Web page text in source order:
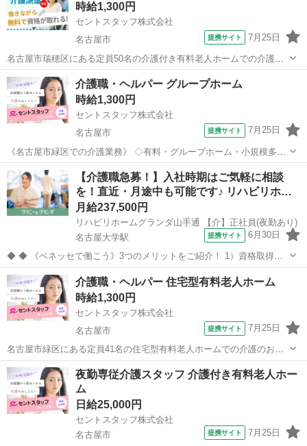
イルに合わせて、都合の良...
時給1,300円
セントスタッフ株式会社
名古屋市
提携サイト 7月25日
名古屋市瑞穂区にある定員50名の介護付き有料老人ホームでの介護の
お仕事！ 【主な業務内容】 ・食事介助／排泄介助／入浴介助 ・移乗
／誘導／コール対応 ・離床介助／臥床介助 ・更衣／口腔ケア／服薬介
助 ・申し送り／カンファレン...
愛知 名古屋市 介護
介護職・ヘルパー グループホーム
時給1,300円
セントスタッフ株式会社
名古屋市
提携サイト 7月25日
《名古屋市緑区での介護業務》 ◇有料・グループホーム・小規模多機
能の複合ホームでの介護業務☆ ◇日常生活のサポートをお願いしま
す！(更衣・食事・排泄・入浴・レク等) ◇有料：定員9名。グループホ
ーム：定員9名。小規模多機能...
愛知 名古屋市 介護
【介護職急募！】入社時期はご気軽に相談
を！直近・月途中も可能です♪ リハビリホ…
月給237,500円
リハビリホームグランダ山手通 【介】正社員(夜勤あり)
名古屋大学駅
提携サイト 6月30日
◆ ◆ 《ベネッセで働こう》3つのメリットをご紹介！ 1）資格取得支
援制度＆受験・研修費の実費負担あり！(規定あり) 2）着実にキャリア
を磨けるでステップアップフィールドが充実！ 3）他社講座も受講
OK！ 《入社後サポ...
愛知 名古屋市 名古屋大学駅 介護
介護職・ヘルパー 住宅型有料老人ホーム
時給1,300円
セントスタッフ株式会社
名古屋市
提携サイト 7月25日
名古屋市緑区にある定員41名の住宅型有料老人ホームでの介護のお仕
事！ 【主な業務内容】 ・食事介助／排泄介助／入浴介助 ・移乗／誘
導／コール対応 ・離床介助／臥床介助 ・更衣／口腔ケア／服薬介助
・申し送り／カンファレンス...
愛知 名古屋市 介護
夜勤専従介護スタッフ 介護付き有料老人ホー
ム
日給25,000円
セントスタッフ株式会社
名古屋市
提携サイト 7月25日